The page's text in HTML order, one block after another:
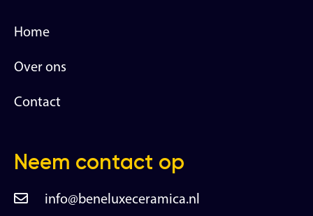
Home
Over ons
Contact
Neem contact op
info@beneluxeceramica.nl